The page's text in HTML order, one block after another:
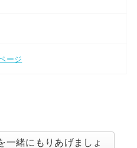
ージ
一緒にもりあげましょ